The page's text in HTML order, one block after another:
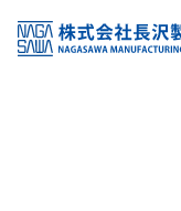
KSS加盟店・取扱店
店舗一覧